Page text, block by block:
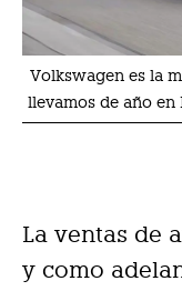
Volkswagen es la
llevamos de año en
La ventas de
y como